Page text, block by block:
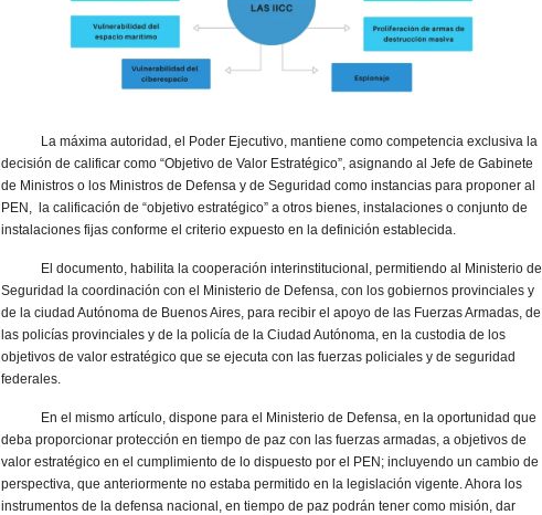
La máxima autoridad, el Poder Ejecutivo, mantiene como competencia exclusiva la
decisión de calificar como “Objetivo de Valor Estratégico”, asignando al Jefe de Gabinete
de Ministros o los Ministros de Defensa y de Seguridad como instancias para proponer al
PEN, la calificación de “objetivo estratégico” a otros bienes, instalaciones o conjunto de
instalaciones fijas conforme el criterio expuesto en la definición establecida.
El documento, habilita la cooperación interinstitucional, permitiendo al Ministerio de
Seguridad la coordinación con el Ministerio de Defensa, con los gobiernos provinciales y
de la ciudad Autónoma de Buenos Aires, para recibir el apoyo de las Fuerzas Armadas, de
las policías provinciales y de la policía de la Ciudad Autónoma, en la custodia de los
objetivos de valor estratégico que se ejecuta con las fuerzas policiales y de seguridad
federales.
En el mismo artículo, dispone para el Ministerio de Defensa, en la oportunidad que
deba proporcionar protección en tiempo de paz con las fuerzas armadas, a objetivos de
valor estratégico en el cumplimiento de lo dispuesto por el PEN; incluyendo un cambio de
perspectiva, que anteriormente no estaba permitido en la legislación vigente. Ahora los
instrumentos de la defensa nacional, en tiempo de paz podrán tener como misión, dar